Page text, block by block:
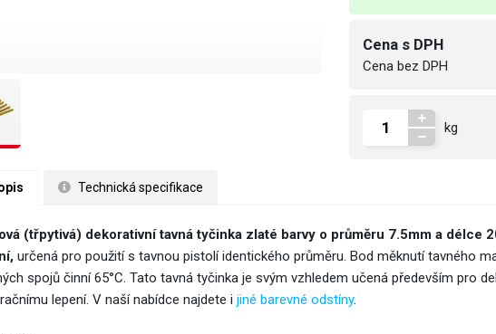
Cena s DPH
Cena bez DPH
kg
Technická specifikace
(třpytivá) dekorativní tavná tyčinka zlaté barvy o průměru 7.5mm a délce
určená pro použití s tavnou pistolí identického průměru. Bod měknutí tavného
spojů činní 65°C. Tato tavná tyčinka je svým vzhledem učená především pro
lepení. V naší nabídce najdete i jiné barevné odstíny.